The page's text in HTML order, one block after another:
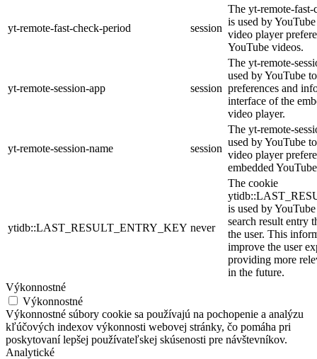
yt-remote-fast-check-period session
The yt-remote-
is used by
video player
YouTube videos.
yt-remote-session-app session
The yt-remote-
used by YouTube
preferences and
interface of the
video player.
yt-remote-session-name session
The yt-remote-
used by YouTube
video player
embedded
ytidb::LAST_RESULT_ENTRY_KEY never
The cookie
is used by
search result entry
the user. This
improve the user
providing more
in the future.
Výkonnostné
Výkonnostné
Výkonnostné súbory cookie sa používajú na pochopenie a analýzu
kľúčových indexov výkonnosti webovej stránky, čo pomáha pri
poskytovaní lepšej používateľskej skúsenosti pre návštevníkov.
Analytické